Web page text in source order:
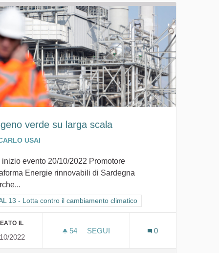
SAN BARTOLOMEO
verde su larga scala
USAI
inizio evento 20/10/2022 Promotore
Energie rinnovabili di Sardegna
i risultati per categoria: GOAL 13 - Lotta contro il cambiamento
13 - Lotta contro il cambiamento climatico
IL
2022
54 54 SOSTENITORI
SEGUI
0